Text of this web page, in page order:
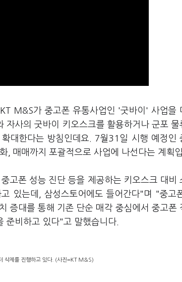
M&S가 중고폰 유통사업인 '굿바이' 사업을
자사의 굿바이 키오스크를 활용하거나 군포 물
대한다는 방침인데요. 7월31일 시행 예정인
, 매매까지 포괄적으로 사업에 나선다는 계획
고폰 성능 진단 등을 제공하는 키오스크 대비
있는데, 삼성스토어에도 들어간다"며 "중고
증대를 통해 기존 단순 매각 중심에서 중고폰
준비하고 있다"고 말했습니다.
삭제를 진행하고 있다. (사진=KT M&S)